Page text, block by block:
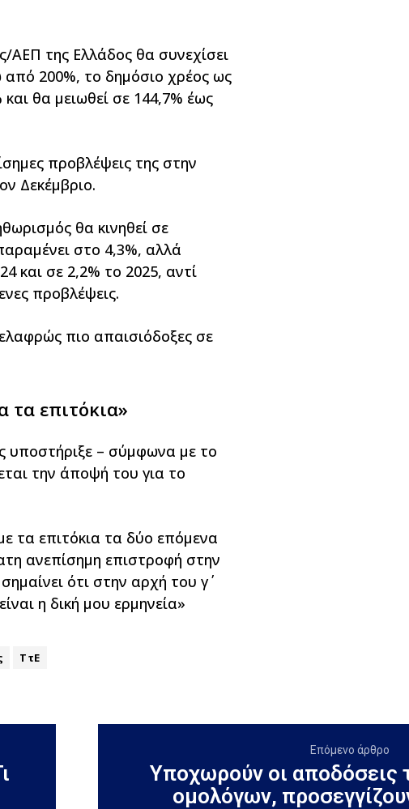
ΑΕΠ της Ελλάδος θα συνεχίσει
200%, το δημόσιο χρέος ως
θα μειωθεί σε 144,7% έως
προβλέψεις της στην
Δεκέμβριο.
θα κινηθεί σε
στο 4,3%, αλλά
και σε 2,2% το 2025, αντί
προβλέψεις.
ελαφρώς πιο απαισιόδοξες σε
τα επιτόκια»
υποστήριξε – σύμφωνα με το
την άποψή του για το
τα επιτόκια τα δύο επόμενα
ανεπίσημη επιστροφή στην
ότι στην αρχή του γ΄
η δική μου ερμηνεία»
ΤτΕ
Επόμενο άρθρο
Υποχωρούν οι αποδόσεις
ομολόγων,